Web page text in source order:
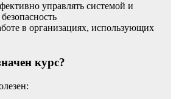
управлять системой и
в организациях, использующих
курс?